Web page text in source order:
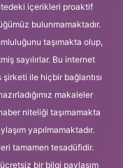
içerikleri proaktif
bulunmamaktadır.
taşımakta olup,
sayılırlar. Bu internet
ile hiçbir bağlantısı
makaleler
niteliği taşımamakta
yapılmamaktadır.
tamamen tesadüfidir.
bir bilgi paylaşım